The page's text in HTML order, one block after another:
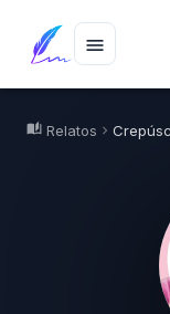
menu
auto_stories Relatos chevron_right